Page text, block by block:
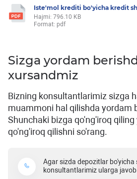
Iste'mol krediti bo'yicha kredit
Hajmi: 796.10 KB
Format: pdf
Sizga yordam
xursandmiz
Bizning konsultantlarimiz sizga
muammoni hal qilishda yordam
Shunchaki bizga qo'ng'iroq
qo'ng'iroq qilishni so'rang.
Agar sizda depozitlar bo'yicha
konsultantlarimiz ularga javob